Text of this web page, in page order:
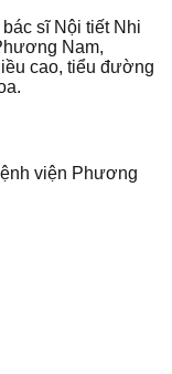
bác sĩ Nội tiết Nhi
Nam,
cao, tiểu đường
viện Phương